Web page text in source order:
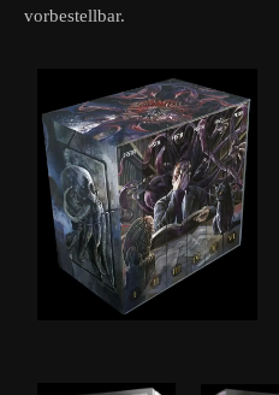
vorbestellbar.